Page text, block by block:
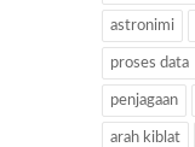
astronimi
proses data
penjagaan
arah kiblat